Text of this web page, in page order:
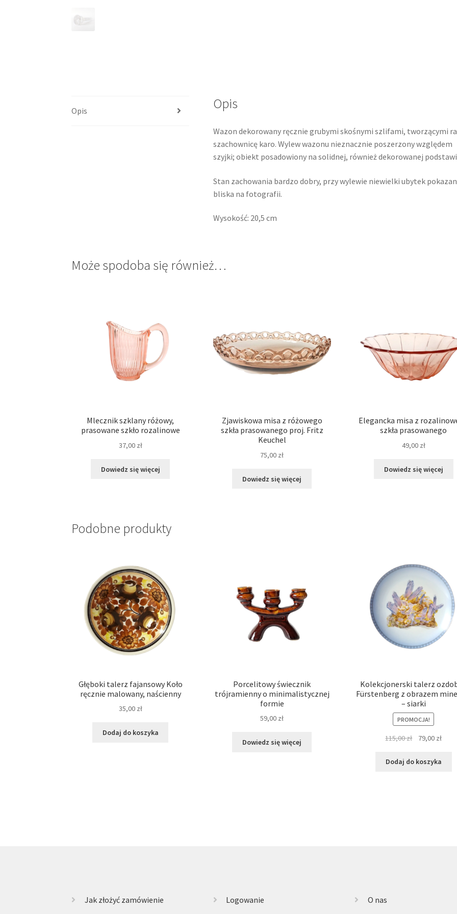
Opis Opis
Wazon dekorowany ręcznie grubymi skośnymi szlifami, tworzącymi
szachownicę karo. Wylew wazonu nieznacznie poszerzony względem
szyjki; obiekt posadowiony na solidnej, również dekorowanej
Stan zachowania bardzo dobry, przy wylewie niewielki ubytek
bliska na fotografii.
Wysokość: 20,5 cm
Może spodoba się również…
Mlecznik szklany różowy,
prasowane szkło rozalinowe
37,00 zł
Dowiedz się więcej
Zjawiskowa misa z różowego
szkła prasowanego proj. Fritz
Keuchel
75,00 zł
Dowiedz się więcej
Elegancka misa z
szkła prasowanego
49,00 zł
Dowiedz się więcej
Podobne produkty
Głęboki talerz fajansowy Koło
ręcznie malowany, naścienny
35,00 zł
Dodaj do koszyka
Porcelitowy świecznik
trójramienny o minimalistycznej
formie
59,00 zł
Dowiedz się więcej
Kolekcjonerski talerz
Fürstenberg z obrazem
– siarki
PROMOCJA!
115,00zł
Pierwotna
wynosiła:
79,00 zł
Dodaj do koszyka
Jak złożyć zamówienie
Logowanie
O nas